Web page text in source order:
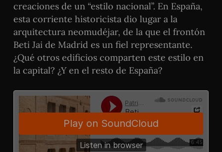
creaciones de un “estilo nacional”. En España,
esta corriente historicista dio lugar a la
arquitectura neomudéjar, de la que el frontón
Beti Jai de Madrid es un fiel representante.
¿Qué otros edificios comparten este estilo en
la capital? ¿Y en el resto de España?